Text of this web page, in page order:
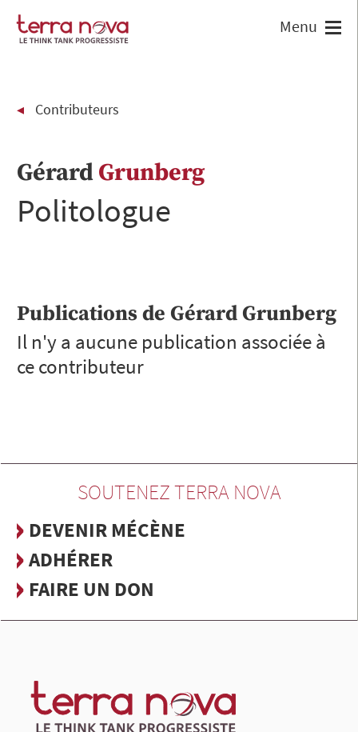
Contributeurs
GérardGrunberg
Politologue
Publications de Gérard Grunberg
Il n'y a aucune publication associée à
ce contributeur
SOUTENEZ TERRA NOVA
DEVENIR MÉCÈNE
ADHÉRER
FAIRE UN DON